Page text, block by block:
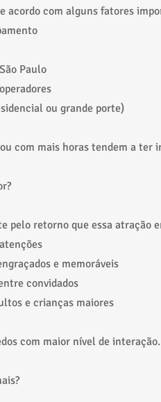
acordo com alguns fatores
Paulo
ou grande porte)
com mais horas tendem a ter
pelo retorno que essa atração
e memoráveis
convidados
e crianças maiores
com maior nível de interação.